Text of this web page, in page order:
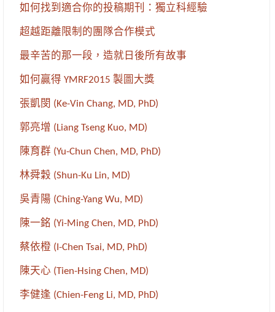
如何找到適合你的投稿期刊：獨立科經驗
超越距離限制的團隊合作模式
最辛苦的那一段，造就日後所有故事
如何贏得 YMRF2015 製圖大獎
張凱閔 (Ke-Vin Chang, MD, PhD)
郭亮增 (Liang Tseng Kuo, MD)
陳育群 (Yu-Chun Chen, MD, PhD)
林舜穀 (Shun-Ku Lin, MD)
吳青陽 (Ching-Yang Wu, MD)
陳一銘 (Yi-Ming Chen, MD, PhD)
蔡依橙 (I-Chen Tsai, MD, PhD)
陳天心 (Tien-Hsing Chen, MD)
李健逢 (Chien-Feng Li, MD, PhD)